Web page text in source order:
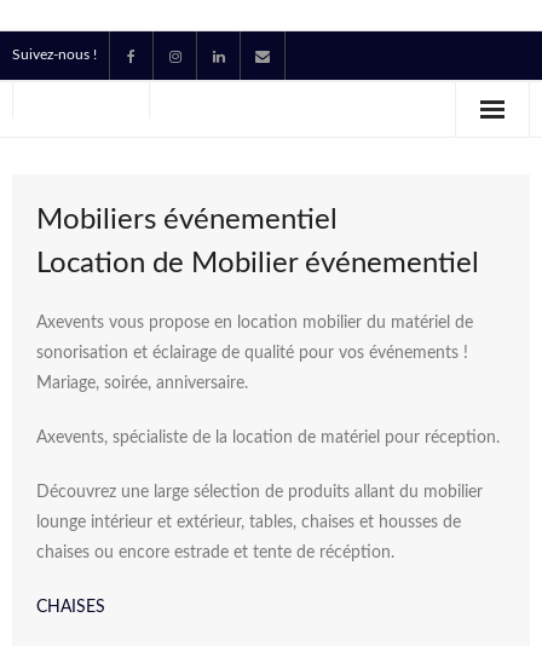
Suivez-nous !
Prestataire Technique Événementiel
Production
Contact
Devis
Mobiliers événementiel
Location de Mobilier événementiel
Axevents vous propose en location mobilier du matériel de
sonorisation et éclairage de qualité pour vos événements !
Mariage, soirée, anniversaire.
Axevents, spécialiste de la location de matériel pour réception.
Découvrez une large sélection de produits allant du mobilier
lounge intérieur et extérieur, tables, chaises et housses de
chaises ou encore estrade et tente de récéption.
CHAISES